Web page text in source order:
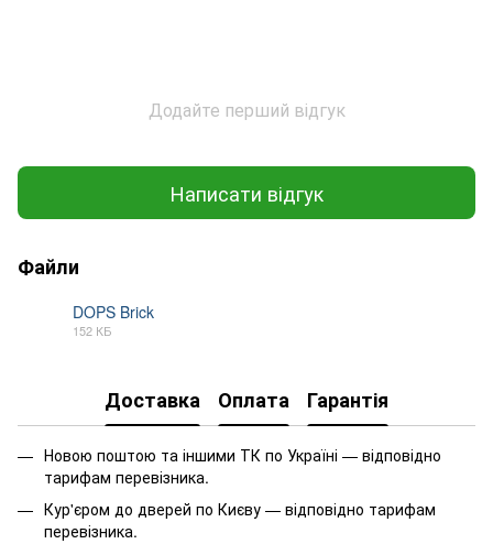
Додайте перший відгук
Написати відгук
Файли
DOPS Brick
152 КБ
Доставка Оплата Гарантія
Новою поштою та іншими ТК по Україні — відповідно
тарифам перевізника.
Кур'єром до дверей по Києву — відповідно тарифам
перевізника.